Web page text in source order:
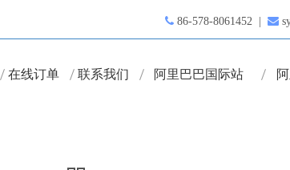
 86-578-8061452 | 
在线订单 联系我们 阿里巴巴国际站